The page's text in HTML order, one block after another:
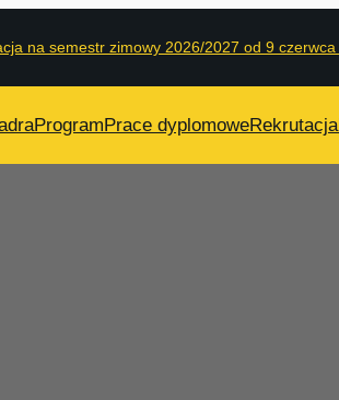
na semestr zimowy 2026/2027 od 9
ProgramPrace dyplomoweRekrutacja